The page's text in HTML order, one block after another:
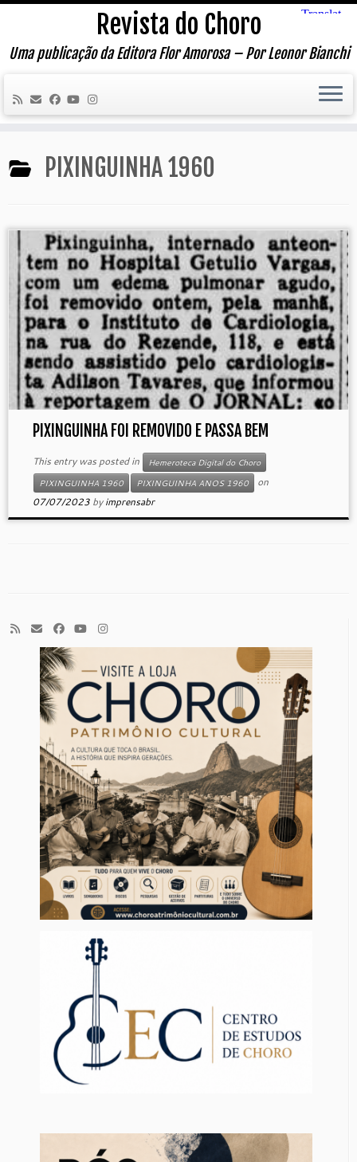
Skip
content
Revista do Choro
Uma publicação da Editora Flor Amorosa – Por Leonor Bianchi
PIXINGUINHA 1960
PIXINGUINHA FOI REMOVIDO E PASSA BEM
This entry was posted in
Hemeroteca Digital do Choro
PIXINGUINHA 1960
PIXINGUINHA ANOS 1960
on
07/07/2023 byimprensabr